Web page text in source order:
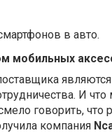
в авто.
мобильных
И
говорить,
компания